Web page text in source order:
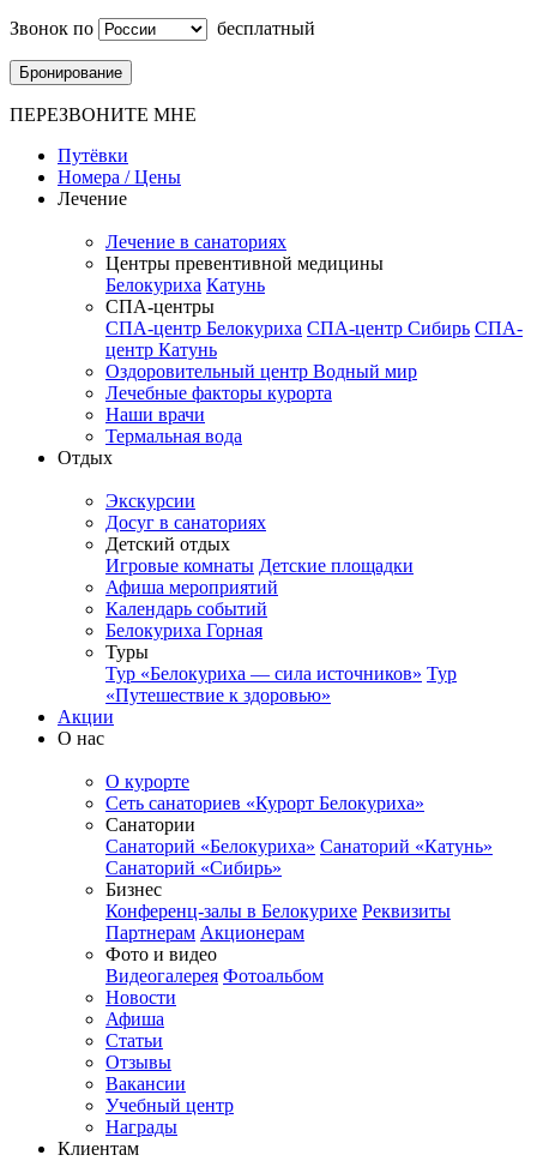
Звонок по
бесплатный
Бронирование
ПЕРЕЗВОНИТЕ МНЕ
Путёвки
Номера / Цены
Лечение
Лечение в санаториях
Центры превентивной медицины
Белокуриха Катунь
СПА-центры
СПА-центр Белокуриха СПА-центр Сибирь СПА-
центр Катунь
Оздоровительный центр Водный мир
Лечебные факторы курорта
Наши врачи
Термальная вода
Отдых
Экскурсии
Досуг в санаториях
Детский отдых
Игровые комнаты Детские площадки
Афиша мероприятий
Календарь событий
Белокуриха Горная
Туры
Тур «Белокуриха — сила источников» Тур
«Путешествие к здоровью»
Акции
О нас
О курорте
Сеть санаториев «Курорт Белокуриха»
Санатории
Санаторий «Белокуриха» Санаторий «Катунь»
Санаторий «Сибирь»
Бизнес
Конференц-залы в Белокурихе Реквизиты
Партнерам Акционерам
Фото и видео
Видеогалерея Фотоальбом
Новости
Афиша
Статьи
Отзывы
Вакансии
Учебный центр
Награды
Клиентам